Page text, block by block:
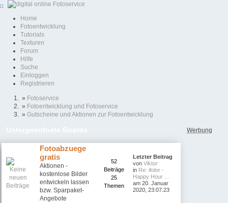
Home
Fotoentwicklung
Tutorials
Texturen
Forum
Hilfe
Suche
Einloggen
Registrieren
» Fotoservice
» Fotoentwicklung und Fotoservice
» Gutscheine und Aktionen zur Fotoentwicklung
Fotoabzuege
gratis
Aktionen -
kostenlose Bilder
entwickeln lassen
bzw. Sparpaket-
Angebote
52
Beiträge
25
Themen
Letzter Beitrag
vonViktor
in Re: ifolor -
Happy Hour ...
am 20. Januar
2020, 23:07:23
Werbung